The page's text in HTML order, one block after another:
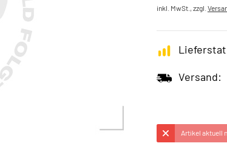
inkl. MwSt., zzgl.
Versand:
Artikel aktuell